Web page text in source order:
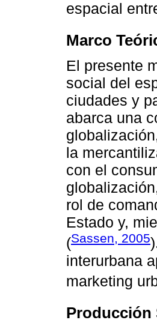
espacial
Marco
El presente
social del
ciudades y
abarca una
la
con el
rol de
Estado y,
(Sassen, 2005
interurbana
marketing
Producción